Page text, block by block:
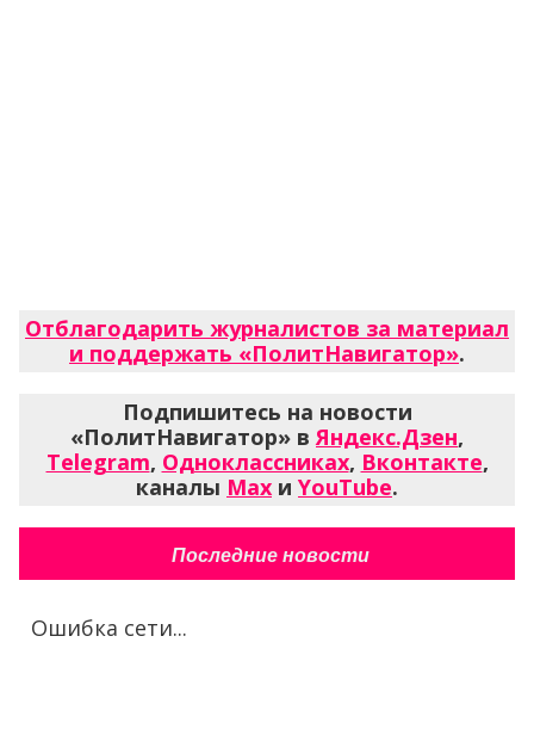
Отблагодарить журналистов за материал
и поддержать «ПолитНавигатор».
Подпишитесь на новости
«ПолитНавигатор» вЯндекс.Дзен,
Telegram, Одноклассниках, Вконтакте,
каналы Max и YouTube.
Последние новости
Ошибка сети...